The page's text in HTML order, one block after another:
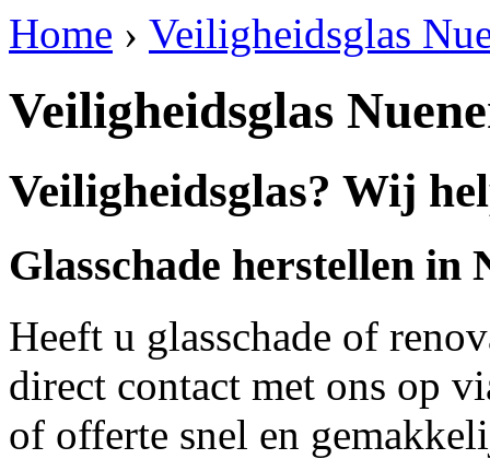
Home › Veiligheidsglas
Veiligheidsglas
Veiligheidsglas? Wij
Glasschade herstellen in
Heeft u glasschade of
direct contact met ons op
of offerte snel en